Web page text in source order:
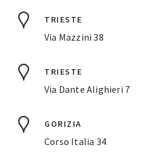
TRIESTE
Via Mazzini 38
TRIESTE
Via Dante Alighieri 7
GORIZIA
Corso Italia 34